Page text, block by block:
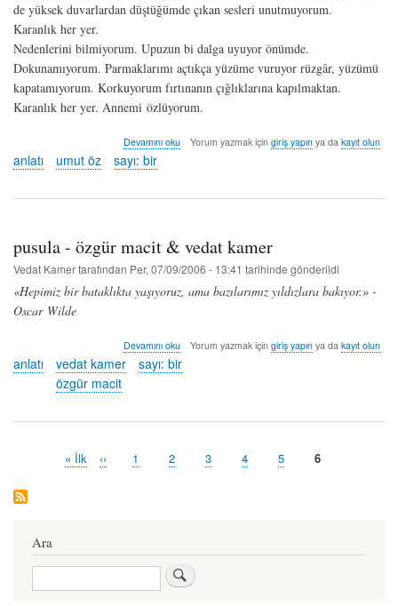
de yüksek duvarlardan düştüğümde çıkan sesleri unutmuyorum.
Karanlık her yer.
Nedenlerini bilmiyorum. Upuzun bi dalga uyuyor önümde.
Dokunamıyorum. Parmaklarımı açtıkça yüzüme vuruyor rüzgâr, yüzümü
kapatamıyorum. Korkuyorum fırtınanın çığlıklarına kapılmaktan.
Karanlık her yer. Annemi özlüyorum.
16
ocak
2002
umut
Devamını oku Yorum yazmak için giriş yapınya da kayıt olun
anlatı umut öz sayı: bir
pusula - özgür macit & vedat kamer
Vedat Kamertarafından Per, 07/09/2006 - 13:41 tarihinde gönderildi
«Hepimiz bir bataklıkta yaşıyoruz, ama bazılarımız yıldızlara bakıyor.» -
Oscar Wilde
pusula
özgür
vedat
Devamını oku Yorum yazmak için giriş yapınya da kayıt olun
anlatı
vedat kamer
özgür macit
sayı: bir
Pagination
İlk
« İlk
Önceki
‹‹ Sayfa
1 Sayfa
2 Sayfa
3 Sayfa
4 Sayfa
5
Şu
6
Ara
Ara